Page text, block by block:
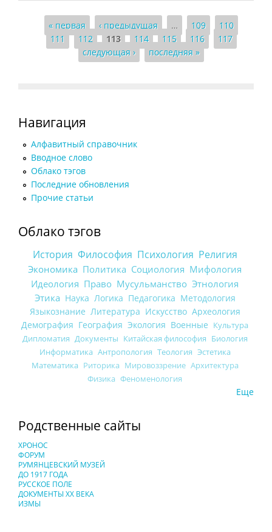
Страницы
« первая ‹ предыдущая … 109
110
111
112 113 114 115 116
117
следующая ›
последняя »
Навигация
Алфавитный справочник
Вводное слово
Облако тэгов
Последние обновления
Прочие статьи
Облако тэгов
История Философия Психология Религия
Экономика Политика Социология Мифология
Идеология Право Мусульманство Этнология
Этика Наука Логика Педагогика Методология
Языкознание Литература Искусство Археология
Демография География Экология Военные Культура
Дипломатия Документы Китайская философия Биология
Информатика Антропология Теология Эстетика
Математика Риторика Мировоззрение Архитектура
Физика Феноменология
Еще
Родственные сайты
ХРОНОС
ФОРУМ
РУМЯНЦЕВСКИЙ МУЗЕЙ
ДО 1917 ГОДА
РУССКОЕ ПОЛЕ
ДОКУМЕНТЫ XX ВЕКА
ИЗМЫ